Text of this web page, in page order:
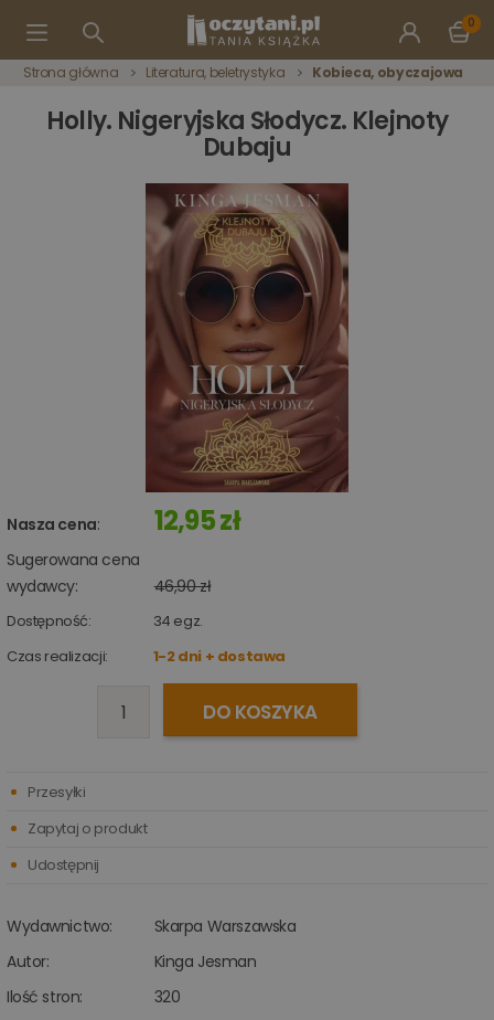
0
Strona główna Literatura, beletrystyka Kobieca, obyczajowa
Holly. Nigeryjska Słodycz. Klejnoty
Dubaju
Nasza cena: 12,95 zł
Sugerowana cena
wydawcy:
46,90 zł
Dostępność: 34 egz.
Czas realizacji:
1-2 dni + dostawa
DO KOSZYKA
Wydawnictwo:
Skarpa Warszawska
Autor:
Kinga Jesman
Ilość stron:
320
Przesyłki
Zapytaj o produkt
Udostępnij